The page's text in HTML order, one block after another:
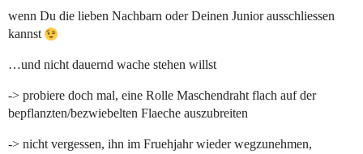
wenn Du die lieben Nachbarn oder Deinen Junior ausschliessen
kannst
…und nicht dauernd wache stehen willst
-> probiere doch mal, eine Rolle Maschendraht flach auf der
bepflanzten/bezwiebelten Flaeche auszubreiten
-> nicht vergessen, ihn im Fruehjahr wieder wegzunehmen,